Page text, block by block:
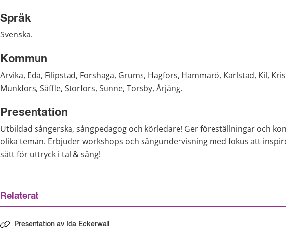
Språk
Svenska.
Kommun
Arvika, Eda, Filipstad, Forshaga, Grums, Hagfors, Hammarö, Karlstad, Kil,
Munkfors, Säffle, Storfors, Sunne, Torsby, Årjäng.
Presentation
Utbildad sångerska, sångpedagog och körledare! Ger föreställningar och
olika teman. Erbjuder workshops och sångundervisning med fokus att
sätt för uttryck i tal & sång!
Relaterat
Presentation av Ida Eckerwall